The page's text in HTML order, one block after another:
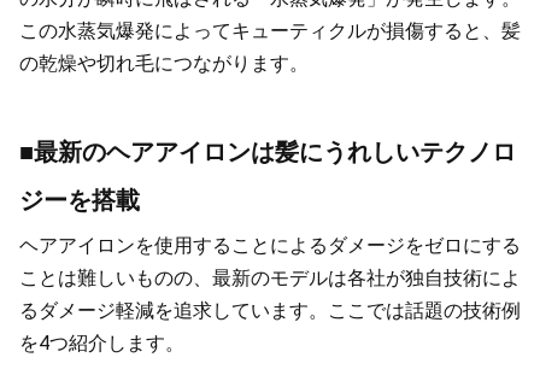
この水蒸気爆発によってキューティクルが損傷すると、髪
の乾燥や切れ毛につながります。
■最新のヘアアイロンは髪にうれしいテクノロ
ジーを搭載
ヘアアイロンを使用することによるダメージをゼロにする
ことは難しいものの、最新のモデルは各社が独自技術によ
るダメージ軽減を追求しています。ここでは話題の技術例
を4つ紹介します。